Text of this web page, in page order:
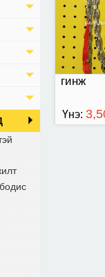
гинж
Үнэ: